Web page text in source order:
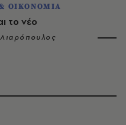
ΟΙΚΟΝΟΜΙΑ
το νέο